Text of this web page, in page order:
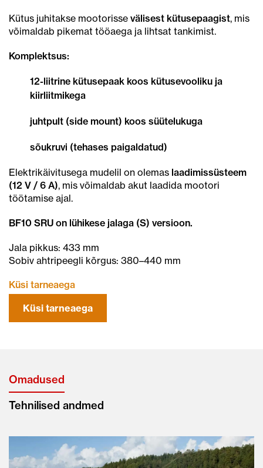
Kütus juhitakse mootorisse välisest kütusepaagist, mis
võimaldab pikemat tööaega ja lihtsat tankimist.
Komplektsus:
12-liitrine kütusepaak koos kütusevooliku ja
kiirliitmikega
juhtpult (side mount) koos süütelukuga
sõukruvi (tehases paigaldatud)
Elektrikäivitusega mudelil on olemas laadimissüsteem
(12 V / 6 A), mis võimaldab akut laadida mootori
töötamise ajal.
BF10 SRU on lühikese jalaga (S) versioon.
Jala pikkus: 433 mm
Sobiv ahtripeegli kõrgus: 380–440 mm
Küsi tarneaega
Küsi tarneaega
Omadused
Tehnilised andmed